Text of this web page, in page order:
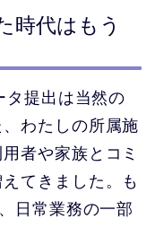
時代はもう
タ提出は当然の
わたしの所属施
者や家族とコミ
てきました。も
日常業務の一部